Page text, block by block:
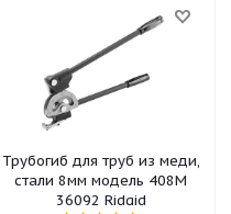
Трубогиб для труб из меди,
стали 8мм модель 408М
36092 Ridgid